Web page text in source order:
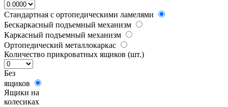
Стандартная с ортопедическими ламелями
Бескаркасный подъемный механизм
Каркасный подъемный механизм
Ортопедический металлокаркас
Количество прикроватных ящиков (шт.)
Без
ящиков
Ящики на
колесиках